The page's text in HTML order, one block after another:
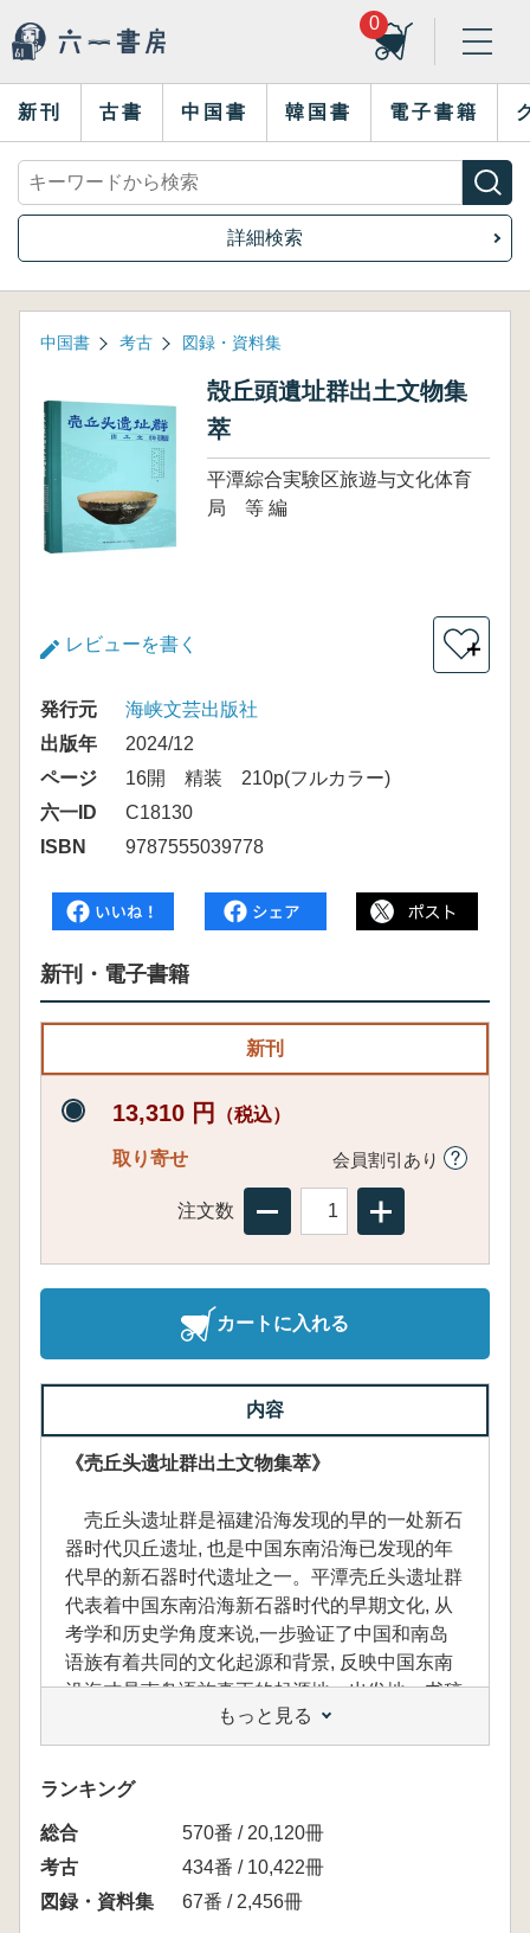
0
新刊 古書 中国書 韓国書 電子書籍
詳細検索
中国書 考古 図録・資料集
殻丘頭遺址群出土文物集
萃
平潭綜合実験区旅遊与文化体育
局 等 編
レビューを書く ＋
発行元
海峡文芸出版社
出版年
2024/12
ページ
16開 精装 210p(フルカラー)
六一ID
C18130
ISBN
9787555039778
新刊・電子書籍
新刊
13,310 円 （税込）
取り寄せ 会員割引あり
注文数
カートに入れる
内容
《壳丘头遗址群出土文物集萃》
壳丘头遗址群是福建沿海发现的早的一处新石
器时代贝丘遗址, 也是中国东南沿海已发现的年
代早的新石器时代遗址之一。平潭壳丘头遗址群
代表着中国东南沿海新石器时代的早期文化, 从
考学和历史学角度来说,一步验证了中国和南岛
语族有着共同的文化起源和背景, 反映中国东南
沿海才是南岛语族真正的起源地、出发地。书稿
为壳丘头遗址群出土文物的图鉴。
古い新石器時代の貝塚遺跡であり、中国東南沿
岸地域で確認された新石器時代の遺跡の中でも
最古級に属するものです。平潭壳丘頭遺跡群
もっと見る
ランキング
総合
570番 / 20,120冊
考古
434番 / 10,422冊
図録・資料集
67番 / 2,456冊